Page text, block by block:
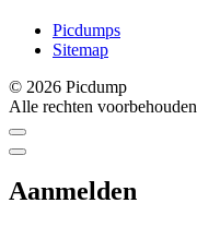
Picdumps
Sitemap
© 2026 Picdump
Alle rechten voorbehouden
Aanmelden